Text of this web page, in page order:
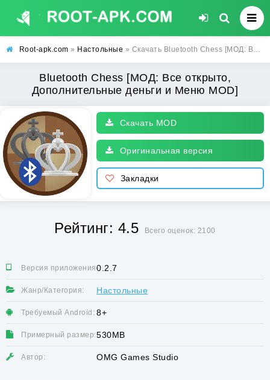
Root-apk.com » Настольные » Скачать Bluetooth Chess [МОД: Все открыто, Дополнительные деньги и Меню MOD] | Взлом Bluetooth Chess на Андроид
Bluetooth Chess [МОД: Все открыто,
Дополнительные деньги и Меню MOD]
Скачать MOD
Оригинальная версия
Закладки
Рейтинг: 4.5 Всего оценок: 2100
Версия приложения:0.2.7
Жанр/Категория: Настольные
Требуемый Android: 8+
Примерный размер:530MB
Автор: OMG Games Studio